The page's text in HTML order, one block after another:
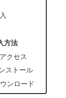
方法
クセス
ストール
ンロード